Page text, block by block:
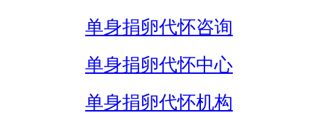
单身捐卵代怀咨询
单身捐卵代怀中心
单身捐卵代怀机构